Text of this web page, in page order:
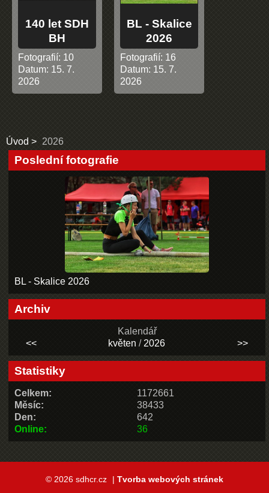
140 let SDH
BH
Fotografií: 10
Datum: 15. 7.
2026
BL - Skalice
2026
Fotografií: 16
Datum: 15. 7.
2026
Úvod 2026
Poslední fotografie
BL - Skalice 2026
Archiv
Kalendář
<<
květen / 2026 >>
Statistiky
Online: 36
Celkem:
1172661
Měsíc:
38433
Den:
642
© 2026 sdhcr.cz | Tvorba webových stránek